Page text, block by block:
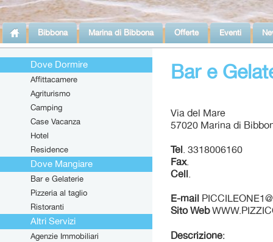
Bibbona Marina di Bibbona Offerte Eventi
Dove Dormire
Affittacamere
Agriturismo
Camping
Case Vacanza
Hotel
Residence
Dove Mangiare
Bar e Gelaterie
Pizzeria al taglio
Ristoranti
Altri Servizi
Agenzie Immobiliari
Bar e
Via del Mare
57020 Marina di
Tel. 3318006160
Fax.
Cell.
E-mail
Sito Web
Descrizione: